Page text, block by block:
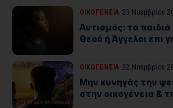
ΟΙΚΟΓΕΝΕΙΑ 23 Νοεμβρίου
Αυτισμός: τα
Θεού ή Άγγελοι επι
ΟΙΚΟΓΕΝΕΙΑ 22 Νοεμβρίου
Μην κυνηγάς την
στην οικογένεια &